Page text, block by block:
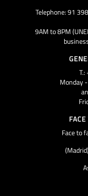
Telephone: 91
9AM to 8PM
Monday
Face to